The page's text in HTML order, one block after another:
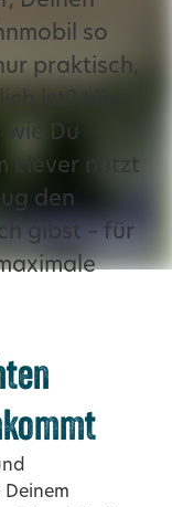
so
praktisch,
ist? Hier
Du
clever nutzt
den
gibst – für
Deinem